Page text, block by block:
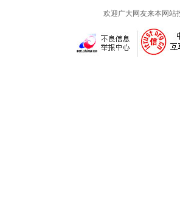
欢迎广大网友来本网站